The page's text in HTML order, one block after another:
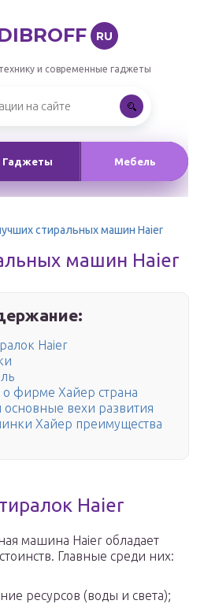
RU
и современные гаджеты
Гаджеты Мебель
стиральных машин Haier
машин Haier
Haier
фирме Хайер страна
основные вехи развития
Хайер преимущества
Haier
машина Haier обладает
Главные среди них:
ресурсов (воды и света);